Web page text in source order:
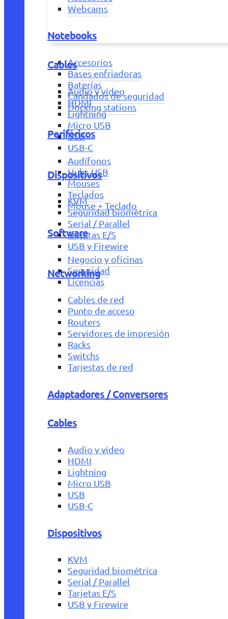
Webcams
Notebooks
Accesorios
Bases enfriadoras
Baterías
Candados de seguridad
Docking stations
Periféricos
Audífonos
Hubs USB
Mouses
Teclados
Mouse + Teclado
Software
Negocio y oficinas
Seguridad
Licencias
Cables
Audio y vídeo
HDMI
Lightning
Micro USB
USB
USB-C
Dispositivos
KVM
Seguridad biométrica
Serial / Parallel
Tarjetas E/S
USB y Firewire
Networking
Cables de red
Punto de acceso
Routers
Servidores de impresión
Racks
Switchs
Tarjestas de red
Adaptadores / Conversores
Cables
Audio y vídeo
HDMI
Lightning
Micro USB
USB
USB-C
Dispositivos
KVM
Seguridad biométrica
Serial / Parallel
Tarjetas E/S
USB y Firewire